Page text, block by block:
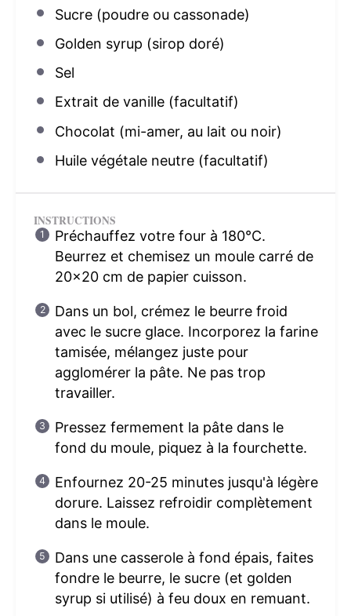
Sucre (poudre ou cassonade)
Golden syrup (sirop doré)
Sel
Extrait de vanille (facultatif)
Chocolat (mi-amer, au lait ou noir)
Huile végétale neutre (facultatif)
INSTRUCTIONS
Préchauffez votre four à 180°C.
Beurrez et chemisez un moule carré de
20×20 cm de papier cuisson.
Dans un bol, crémez le beurre froid
avec le sucre glace. Incorporez la farine
tamisée, mélangez juste pour
agglomérer la pâte. Ne pas trop
travailler.
Pressez fermement la pâte dans le
fond du moule, piquez à la fourchette.
Enfournez 20-25 minutes jusqu'à légère
dorure. Laissez refroidir complètement
dans le moule.
Dans une casserole à fond épais, faites
fondre le beurre, le sucre (et golden
syrup si utilisé) à feu doux en remuant.